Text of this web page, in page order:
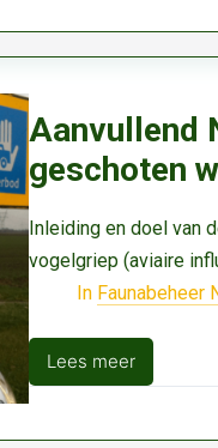
vragen
en
over
jagen
Vogelgriep
Aanvullend
geschoten
Inleiding en doel van
vogelgriep (aviaire
In Faunabeheer
Lees meer
Aanvullend
vogelgriep